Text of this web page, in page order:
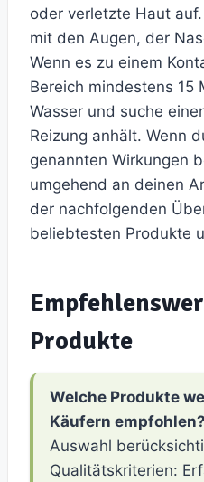
oder verletzte Haut
mit den Augen, der
Wenn es zu einem
Bereich mindestens 15
Wasser und suche
Reizung anhält. Wenn
genannten Wirkungen
umgehend an deinen
der nachfolgenden
beliebtesten Produkte
Produkte
Welche Produkte
Käufern empfohlen?
Auswahl
Qualitätskriterien: